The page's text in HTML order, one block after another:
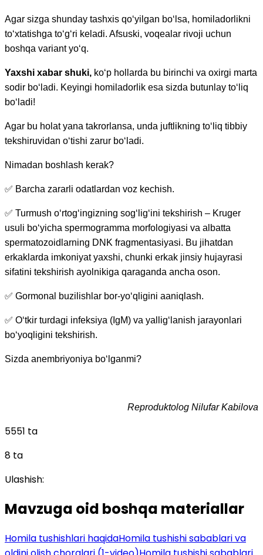
Agar sizga shunday tashxis qo‘yilgan bo‘lsa, homiladorlikni
to‘xtatishga to‘g‘ri keladi. Afsuski, voqealar rivoji uchun
boshqa variant yo‘q.
Yaxshi xabar shuki, ko‘p hollarda bu birinchi va oxirgi marta
sodir bo‘ladi. Keyingi homiladorlik esa sizda butunlay to‘liq
bo‘ladi!
Agar bu holat yana takrorlansa, unda juftlikning to‘liq tibbiy
tekshiruvidan o‘tishi zarur bo‘ladi.
Nimadan boshlash kerak?
✅ Barcha zararli odatlardan voz kechish.
✅ Turmush o‘rtog‘ingizning sog‘lig‘ini tekshirish – Kruger
usuli bo‘yicha spermogramma morfologiyasi va albatta
spermatozoidlarning DNK fragmentasiyasi. Bu jihatdan
erkaklarda imkoniyat yaxshi, chunki erkak jinsiy hujayrasi
sifatini tekshirish ayolnikiga qaraganda ancha oson.
✅ Gormonal buzilishlar bor-yo‘qligini aaniqlash.
✅ O‘tkir turdagi infeksiya (IgM) va yallig‘lanish jarayonlari
bo‘yoqligini tekshirish.
Sizda anembriyoniya bo‘lganmi?
Reproduktolog Nilufar Kabilova
5551 ta
8 ta
Ulashish:
Mavzuga oid boshqa materiallar
Homila tushishlari haqidaHomila tushishi sabablari va